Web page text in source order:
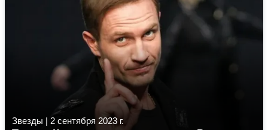
Звезды | 2 сентября 2023 г.